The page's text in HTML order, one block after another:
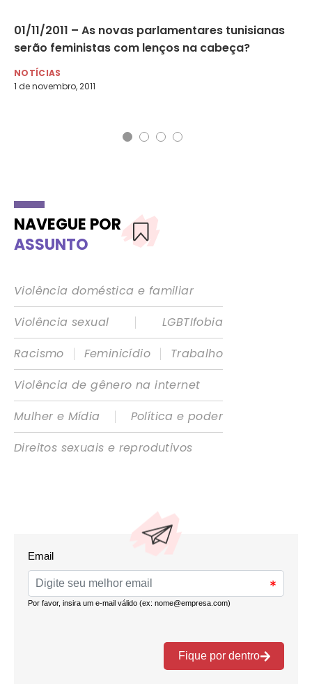
01/11/2011 – As novas parlamentares tunisianas
serão feministas com lenços na cabeça?
NOTÍCIAS
1 de novembro, 2011
NAVEGUE POR
ASSUNTO
Violência doméstica e familiar
Violência sexual
|
LGBTIfobia
Racismo
| Feminicídio |
Trabalho
Violência de gênero na internet
Mulher e Mídia
|
Política e poder
Direitos sexuais e reprodutivos